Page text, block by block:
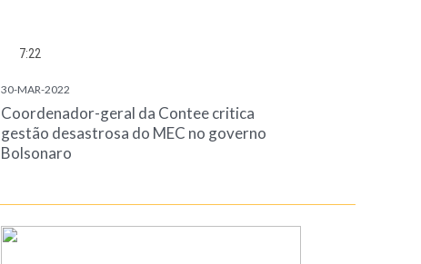
7:22
30-MAR-2022
Coordenador-geral da Contee critica
gestão desastrosa do MEC no governo
Bolsonaro